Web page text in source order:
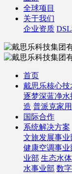
全球项目
关于我们
企业资质
首页
戴思乐核心技
逐梦深蓝净水
造 普派克家
国际合作
系统解决方案
文旅发展事业
健康空调事业
业部 生态水
水事业部 数